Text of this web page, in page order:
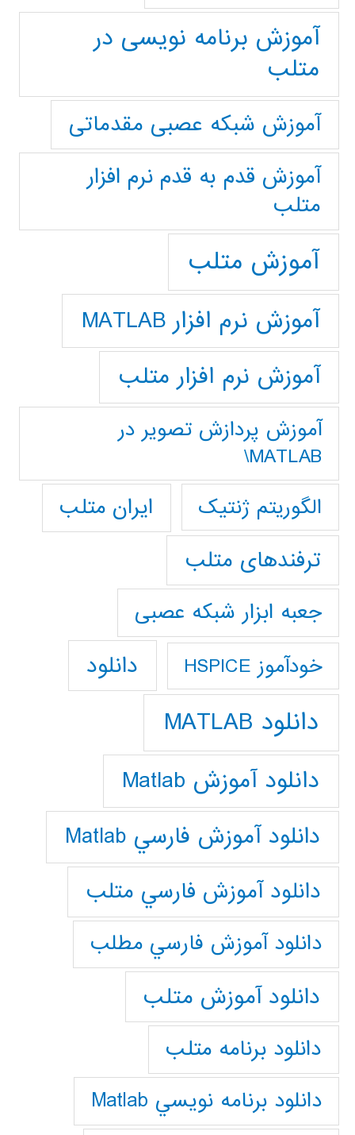
آموزش برنامه نویسی در
متلب
آموزش شبکه عصبی مقدماتی
آموزش قدم به قدم نرم افزار
متلب
آموزش متلب
آموزش نرم افزار MATLAB
آموزش نرم افزار متلب
آموزش پردازش تصوير در
MATLAB\
الگوریتم ژنتیک
ایران متلب
ترفندهای متلب
جعبه ابزار شبکه عصبی
خودآموز HSPICE دانلود
دانلود MATLAB
دانلود آموزش Matlab
دانلود آموزش فارسي Matlab
دانلود آموزش فارسي متلب
دانلود آموزش فارسي مطلب
دانلود آموزش متلب
دانلود برنامه متلب
دانلود برنامه نويسي Matlab